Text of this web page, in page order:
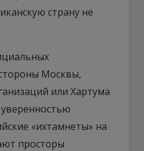
страну не
Москвы,
или Хартума
уверенностью
«ихтамнеты» на
просторы